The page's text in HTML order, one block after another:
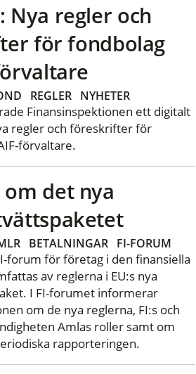
Nya regler och
för fondbolag
REGLER NYHETER
Finansinspektionen ett digitalt
regler och föreskrifter för
förvaltare.
det nya
BETALNINGAR FI-FORUM
forum för företag i den finansiella
av reglerna i EU:s nya
I FI-forumet informerar
om de nya reglerna, FI:s och
Amlas roller samt om
rapporteringen.